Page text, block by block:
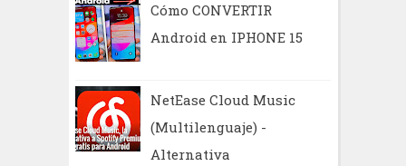
Cómo CONVERTIR
Android en IPHONE 15
NetEase Cloud Music
(Multilenguaje) -
Alternativa